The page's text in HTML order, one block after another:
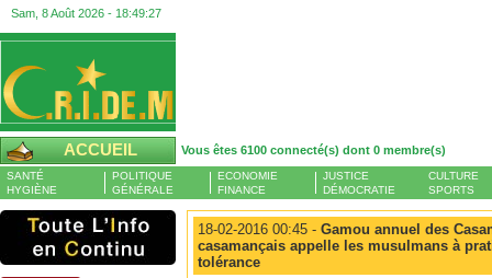
Sam, 8 Août 2026 - 18:49:28
ACCUEIL Vous êtes 6100 connecté(s) dont 0 membre(s)
SANTÉ
HYGIÈNE
POLITIQUE
GÉNÉRALE
ECONOMIE
FINANCE
JUSTICE
DÉMOCRATIE
CULTURE
SPORTS
18-02-2016 00:45 - Gamou annuel des
casamançais appelle les musulmans à
tolérance